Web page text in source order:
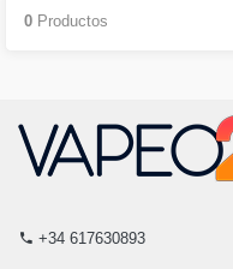
0 Productos
+34 617630893